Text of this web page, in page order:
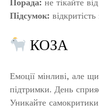
Порада: не тікайте
Підсумок:
КОЗА
Емоції мінливі, але
підтримки. День
Уникайте